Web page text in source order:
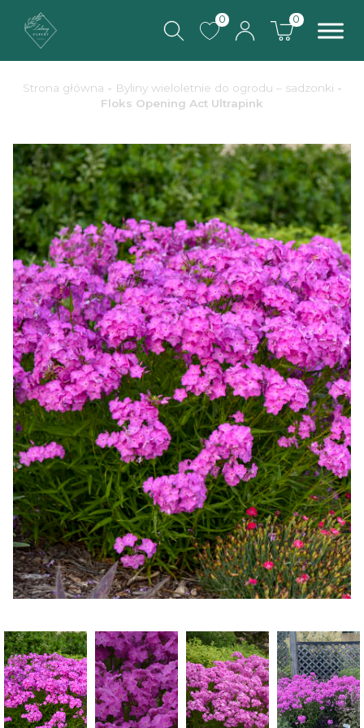
0 0
Strona główna - Byliny wieloletnie do ogrodu – sadzonki -
Floks Opening Act Ultrapink